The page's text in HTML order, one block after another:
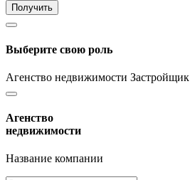
Получить
Выберите свою роль
Агенство недвижимости Застройщик
Агенство
недвижимости
Название компании